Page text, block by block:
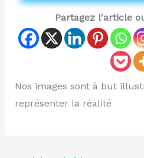
Partagez l'article
Nos images sont à but
représenter la réalité